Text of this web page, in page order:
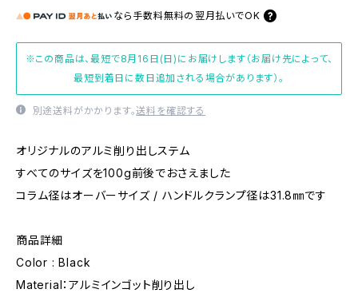
なら 手数料無料の 翌月払いでOK
※この商品は、最短で8月16日(日)にお届けします（お届け先によって、
最短到着日に数日追加される場合があります）。
別途送料がかかります。送料を確認する
オリジナルのアルミ削り出しステム
すべてのサイズを100g前後でおさえました
コラム径はオーバーサイズ / ハンドルクランプ径は31.8㎜です
商品詳細
Color : Black
Material：アルミインゴット削り出し